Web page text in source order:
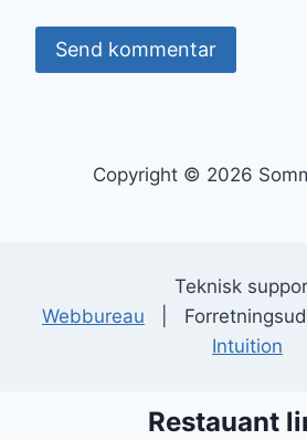
Copyright © 2026
Teknisk
Webbureau |
Intuition
Restauant